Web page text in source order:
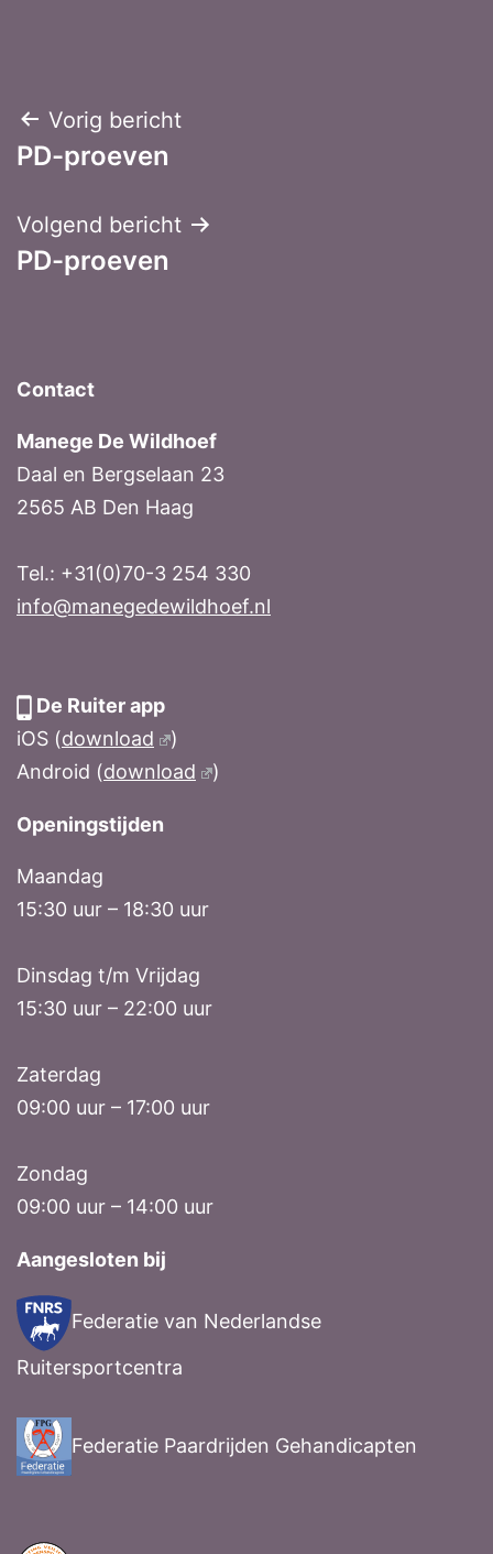
Bericht
navigatie
Vorig bericht
PD-proeven
Volgend bericht
PD-proeven
Contact
Manege De Wildhoef
Daal en Bergselaan 23
2565 AB Den Haag
Tel.: +31(0)70-3 254 330
info@manegedewildhoef.nl
De Ruiter app
iOS (download
)
Android (download )
Openingstijden
Maandag
15:30 uur – 18:30 uur
Dinsdag t/m Vrijdag
15:30 uur – 22:00 uur
Zaterdag
09:00 uur – 17:00 uur
Zondag
09:00 uur – 14:00 uur
Aangesloten bij
Federatie van Nederlandse
Ruitersportcentra
Federatie Paardrijden Gehandicapten